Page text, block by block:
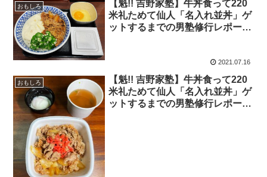
おもしろ
【魁!! 吉野家塾】牛丼食って220
米礼ためて仙人「名入れ並丼」ゲ
ットするまでの男塾修行レポー
2021.07.16
おもしろ
【魁!! 吉野家塾】牛丼食って220
米礼ためて仙人「名入れ並丼」ゲ
ットするまでの男塾修行レポー